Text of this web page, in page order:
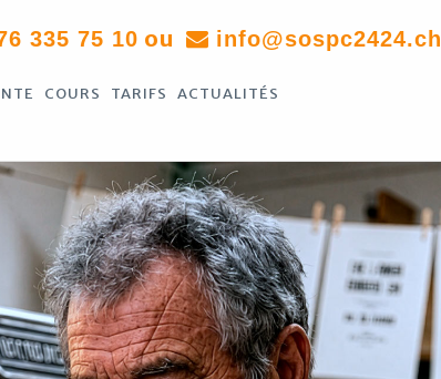
335 75 10 ou info@sospc2424.ch
COURS TARIFS
ACTUALITÉS